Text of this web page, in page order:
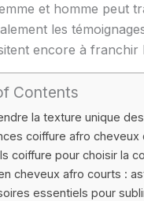
et homme peut
les
encore à franchir
Contents
la texture unique
coiffure afro
coiffure pour choisir la
cheveux afro courts :
essentiels pour